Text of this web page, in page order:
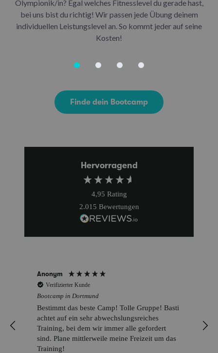
Olympionik/in? Egal welches Fitnesslevel du gerade hast,
bei uns bist du richtig! Wir passen jede Übung deinem
individuellen Leistungslevel an. So kommt jeder auf seine
Kosten!
Finde dein Bootcamp
Hervorragend
4,95 Rating
2.015 Bewertungen
Anonym
Verifizierter Kunde
Bootcamp in Dortmund
Bestimmt das beste Camp! Tolle Gruppe! Basti
achtet auf ein sehr abwechslungsreiches
Training, bei dem wir immer alle gefordert
sind. Plane mittlerweile meine Freizeit um das
Training!